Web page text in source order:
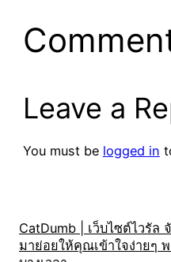
Leave a
You must be logged in
CatDumb | เว็บไซต์ไวรั
มาย่อยให้คุณเข้าใจง่ายๆ